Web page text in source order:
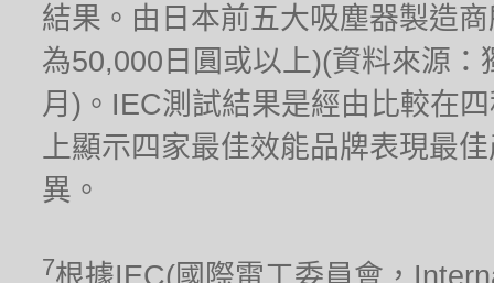
結果。由日本前五大吸塵器製造
為50,000日圓或以上)(資料來源
月)。IEC測試結果是經由比較在
上顯示四家最佳效能品牌表現最
異。
7根據IEC(國際電工委員會，